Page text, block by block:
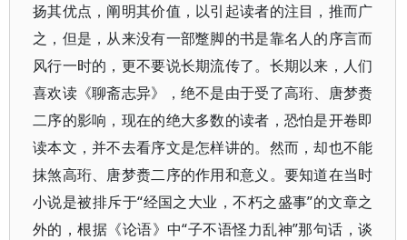
扬其优点，阐明其价值，以引起读者的注目，推而广
之，但是，从来没有一部蹩脚的书是靠名人的序言而
风行一时的，更不要说长期流传了。长期以来，人们
喜欢读《聊斋志异》，绝不是由于受了高珩、唐梦赉
二序的影响，现在的绝大多数的读者，恐怕是开卷即
读本文，并不去看序文是怎样讲的。然而，却也不能
抹煞高珩、唐梦赉二序的作用和意义。要知道在当时
小说是被排斥于“经国之大业，不朽之盛事”的文章之
外的，根据《论语》中“子不语怪力乱神”那句话，谈